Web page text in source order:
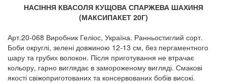
НАСІННЯ КВАСОЛЯ КУЩОВА СПАРЖЕВА ШАХИНЯ
(МАКСИПАКЕТ 20Г)
Арт.20-068 Виробник Геліос, Україна. Ранньостиглий сорт.
Боби округлі, зелені довжиною 12-13 см, без пергаментного
шару та грубих волокон. Після приготування не втрачає
кольору, гарно виглядає в замороженому вигляді. Смакові
якості свіжоприготованих та консервованих бобів високі.